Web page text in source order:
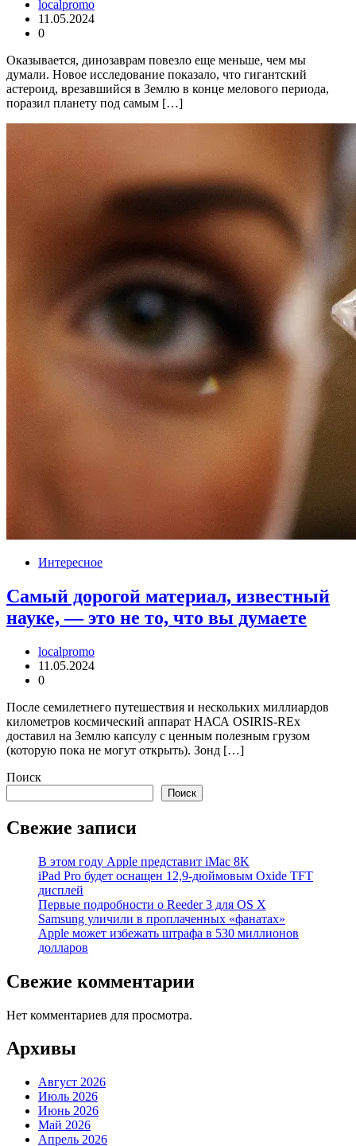
localpromo
11.05.2024
0
Оказывается, динозаврам повезло еще меньше, чем мы
думали. Новое исследование показало, что гигантский
астероид, врезавшийся в Землю в конце мелового периода,
поразил планету под самым […]
Интересное
Самый дорогой материал, известный
науке, — это не то, что вы думаете
localpromo
11.05.2024
0
После семилетнего путешествия и нескольких миллиардов
километров космический аппарат НАСА OSIRIS-REx
доставил на Землю капсулу с ценным полезным грузом
(которую пока не могут открыть). Зонд […]
Поиск
Поиск
Свежие записи
В этом году Apple представит iMac 8K
iPad Pro будет оснащен 12,9-дюймовым Oxide TFT
дисплей
Первые подробности о Reeder 3 для OS X
Samsung уличили в проплаченных «фанатах»
Apple может избежать штрафа в 530 миллионов
долларов
Свежие комментарии
Нет комментариев для просмотра.
Архивы
Август 2026
Июль 2026
Июнь 2026
Май 2026
Апрель 2026